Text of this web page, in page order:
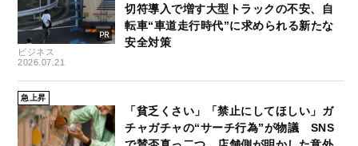
ビジネス
2026.07.21
切符導入で増す大型トラックの不安、自
転車“車道走行時代”に求められる新たな
安全対策
急上昇
「貧乏くさい」「禁止にしてほしい」ガ
チャガチャの“サーチ行為”が物議 SNS